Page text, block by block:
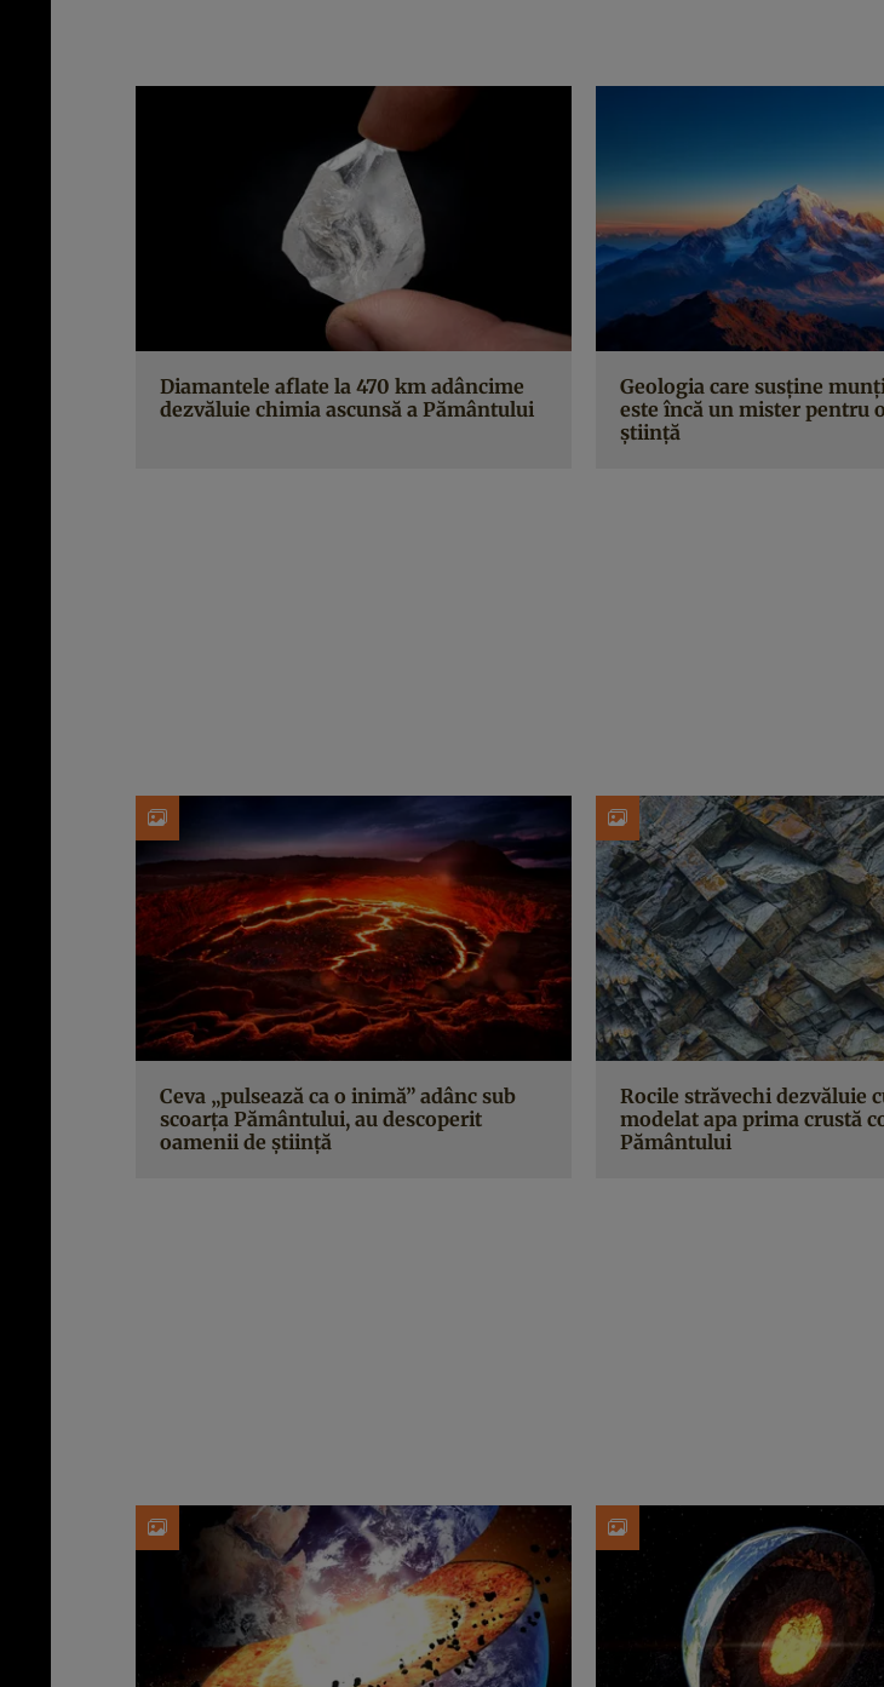
Diamantele aflate la 470 km adâncime
dezvăluie chimia ascunsă a Pământului
Geologia care susține
este încă un mister pentru
știință
Ceva „pulsează ca o inimă” adânc sub
scoarța Pământului, au descoperit
oamenii de știință
Rocile străvechi dezvăluie
modelat apa prima crustă
Pământului